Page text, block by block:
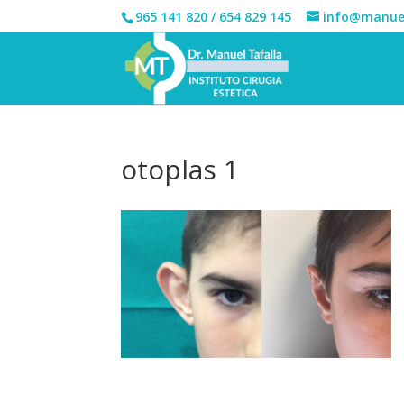
965 141 820 / 654 829 145
otoplas 1